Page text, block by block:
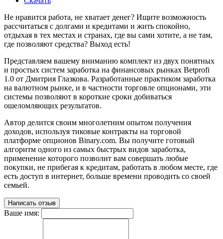
Не нравится работа, не хватает денег? Ищите возможность
рассчитаться с долгами и кредитами и жить спокойно,
отдыхая в тех местах и странах, где вы сами хотите, а не там,
где позволяют средства? Выход есть!
Представляем вашему вниманию комплект из двух понятных
и простых систем заработка на финансовых рынках Betprofi
1.0 от Дмитрия Глазкова. Разработанные практиком заработка
на валютном рынке, и в частности торговле опционами, эти
системы позволяют в короткие сроки добиваться
ошеломляющих результатов.
Автор делится своим многолетним опытом получения
доходов, используя тиковые контракты на торговой
платформе опционов Binary.com. Вы получите готовый
алгоритм одного из самых быстрых видов заработка,
применение которого позволит вам совершать любые
покупки, не прибегая к кредитам, работать в любом месте, где
есть доступ в интернет, больше времени проводить со своей
семьей.
Написать отзыв
Ваше имя: